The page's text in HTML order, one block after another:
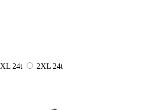
XL 24t 2XL 24t